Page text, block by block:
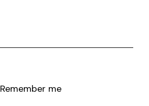
Remember me